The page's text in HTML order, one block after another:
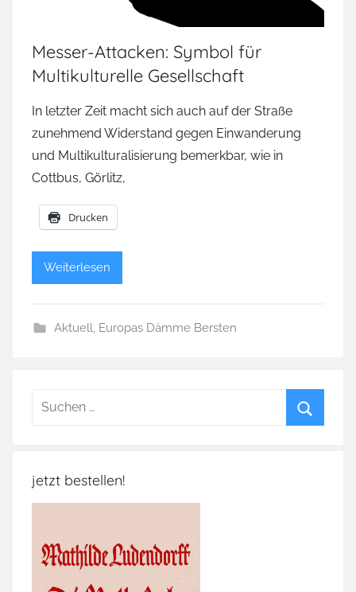
Messer-Attacken: Symbol für
Multikulturelle Gesellschaft
In letzter Zeit macht sich auch auf der Straße
zunehmend Widerstand gegen Einwanderung
und Multikulturalisierung bemerkbar, wie in
Cottbus, Görlitz,
Drucken
Weiterlesen
Aktuell Europas Dämme Bersten
Suchen
jetzt bestellen!